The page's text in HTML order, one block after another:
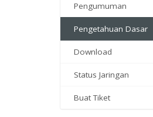
Pengumuman
Pengetahuan Dasar
Download
Status Jaringan
Buat Tiket